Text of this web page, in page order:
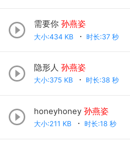
需要你 孙燕姿
大小:434 KB 时长:37 秒
隐形人 孙燕姿
大小:375 KB 时长:38 秒
honeyhoney 孙燕姿
大小:211 KB 时长:18 秒